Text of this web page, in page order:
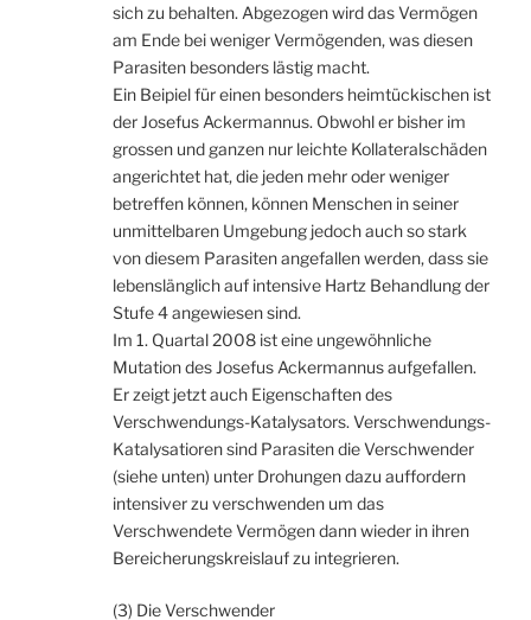
sich zu behalten. Abgezogen wird das Vermögen
am Ende bei weniger Vermögenden, was diesen
Parasiten besonders lästig macht.
Ein Beipiel für einen besonders heimtückischen ist
der Josefus Ackermannus. Obwohl er bisher im
grossen und ganzen nur leichte Kollateralschäden
angerichtet hat, die jeden mehr oder weniger
betreffen können, können Menschen in seiner
unmittelbaren Umgebung jedoch auch so stark
von diesem Parasiten angefallen werden, dass sie
lebenslänglich auf intensive Hartz Behandlung der
Stufe 4 angewiesen sind.
Im 1. Quartal 2008 ist eine ungewöhnliche
Mutation des Josefus Ackermannus aufgefallen.
Er zeigt jetzt auch Eigenschaften des
Verschwendungs-Katalysators. Verschwendungs-
Katalysatioren sind Parasiten die Verschwender
(siehe unten) unter Drohungen dazu auffordern
intensiver zu verschwenden um das
Verschwendete Vermögen dann wieder in ihren
Bereicherungskreislauf zu integrieren.
(3) Die Verschwender